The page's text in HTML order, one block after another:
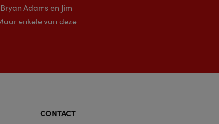
Adams en Jim
enkele van deze
CONTACT